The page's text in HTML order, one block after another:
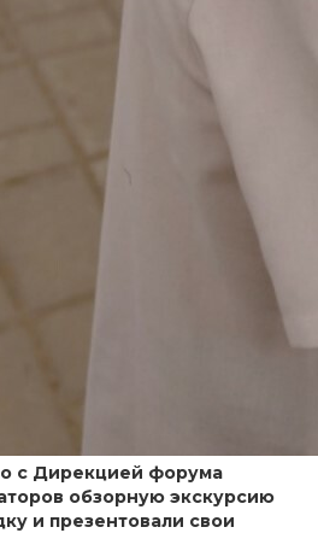
с Дирекцией форума
обзорную экскурсию
и презентовали свои